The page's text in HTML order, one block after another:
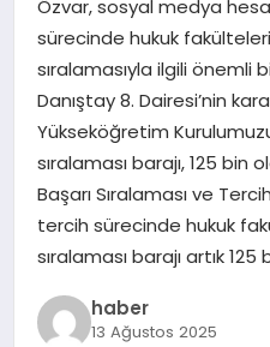
EĞITIM
TEKNOLOJI
Özvar, sosyal medya
sürecinde hukuk
sıralamasıyla ilgili önemli
Danıştay 8. Dairesi’nin
Yükseköğretim
sıralaması barajı, 125 bin
Başarı Sıralaması ve
tercih sürecinde hukuk
sıralaması barajı artık
haber
13 Ağustos 2025